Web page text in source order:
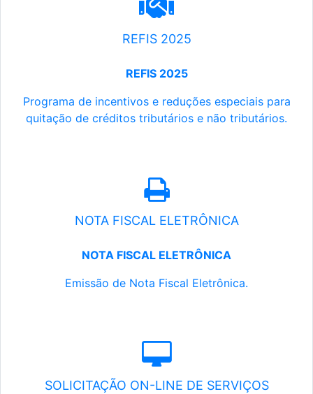
REFIS 2025
REFIS 2025
Programa de incentivos e reduções especiais para
quitação de créditos tributários e não tributários.
NOTA FISCAL ELETRÔNICA
NOTA FISCAL ELETRÔNICA
Emissão de Nota Fiscal Eletrônica.
SOLICITAÇÃO ON-LINE DE SERVIÇOS